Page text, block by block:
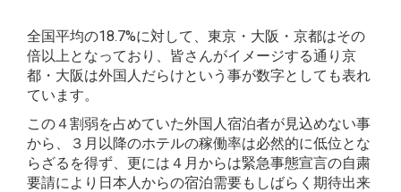
全国平均の18.7%に対して、東京・大阪・京都はその
倍以上となっており、皆さんがイメージする通り京
都・大阪は外国人だらけという事が数字としても表れ
ています。
この４割弱を占めていた外国人宿泊者が見込めない事
から、３月以降のホテルの稼働率は必然的に低位とな
らざるを得ず、更には４月からは緊急事態宣言の自粛
要請により日本人からの宿泊需要もしばらく期待出来